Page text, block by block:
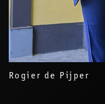
Rogier de Pijper